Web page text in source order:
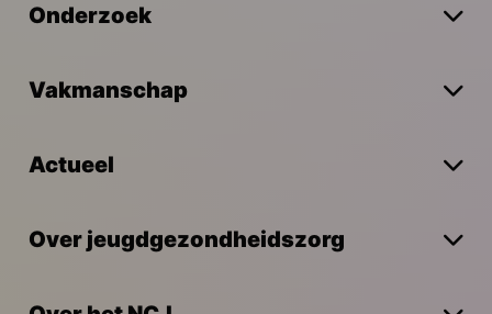
Onderzoek
Vakmanschap
Actueel
Over jeugdgezondheidszorg